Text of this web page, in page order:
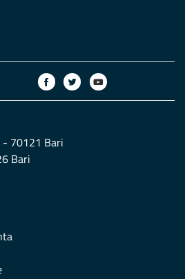
- 70121 Bari
Bari